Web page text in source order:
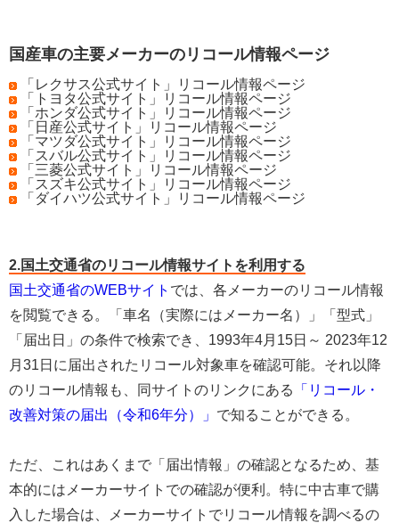
国産車の主要メーカーのリコール情報ページ
「レクサス公式サイト」リコール情報ページ
「トヨタ公式サイト」リコール情報ページ
「ホンダ公式サイト」リコール情報ページ
「日産公式サイト」リコール情報ページ
「マツダ公式サイト」リコール情報ページ
「スバル公式サイト」リコール情報ページ
「三菱公式サイト」リコール情報ページ
「スズキ公式サイト」リコール情報ページ
「ダイハツ公式サイト」リコール情報ページ
2.国土交通省のリコール情報サイトを利用する
国土交通省のWEBサイト では、各メーカーのリコール情報
を閲覧できる。「車名（実際にはメーカー名）」「型式」
「届出日」の条件で検索でき、1993年4月15日～ 2023年12
月31日に届出されたリコール対象車を確認可能。それ以降
のリコール情報も、同サイトのリンクにある
「リコール・
改善対策の届出（令和6年分）」 で知ることができる。
ただ、これはあくまで「届出情報」の確認となるため、基
本的にはメーカーサイトでの確認が便利。特に中古車で購
入した場合は、メーカーサイトでリコール情報を調べるの